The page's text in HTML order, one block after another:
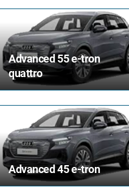
Advanced 55 e-tron
quattro
Advanced 45 e-tron